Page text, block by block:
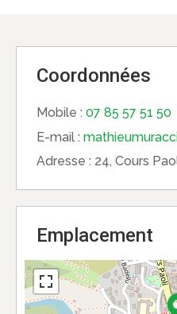
Coordonnées
Mobile : 07 85 57 51 50
E-mail :
Adresse : 24, Cours
Emplacement